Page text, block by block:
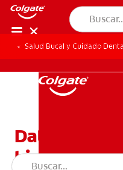
Salud Bucal y Cuidado
Datos
historia de